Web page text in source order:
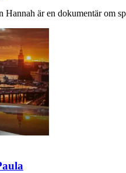
är en dokumentär om